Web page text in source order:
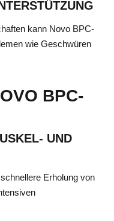
kann Novo BPC-
wie Geschwüren
BPC-
UND
Erholung von